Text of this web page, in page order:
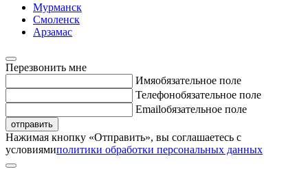
Мурманск
Смоленск
Арзамас
Перезвонить мне
Имяобязательное поле
Телефонобязательное поле
Emailобязательное поле
отправить
Нажимая кнопку «Отправить», вы соглашаетесь с
условиямиполитики обработки персональных данных